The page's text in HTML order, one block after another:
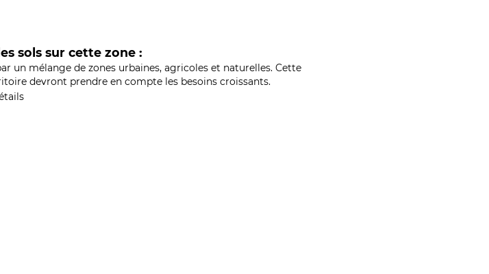
sols sur cette zone :
un mélange de zones urbaines, agricoles et naturelles. Cette
devront prendre en compte les besoins croissants.